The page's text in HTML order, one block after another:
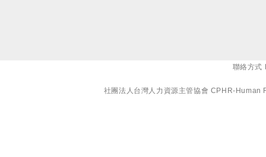
聯絡方式
社團法人台灣人力資源主管協會 CPHR-